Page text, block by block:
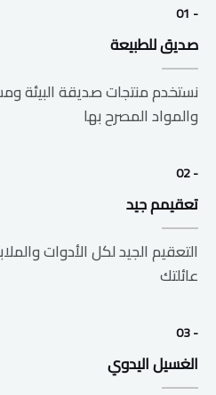
- 01
صديق للطبيعة
نستخدم منتجات صديقة البيئة
والمواد المصرح بها
- 02
تعقيمم جيد
التعقيم الجيد لكل الأدوات
عائلتك
- 03
الغسيل اليدوي